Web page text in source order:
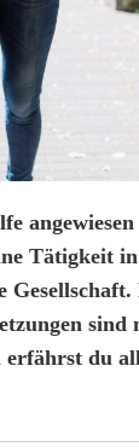
Tätigkeit
du